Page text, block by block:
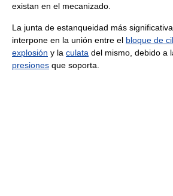
existan en el mecanizado.
La junta de estanqueidad más
interpone en la unión entre el bloque de
explosión y la culata del mismo, debido a
presiones que soporta.